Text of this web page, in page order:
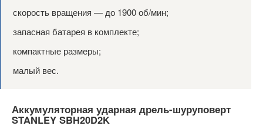
скорость вращения — до 1900 об/мин;
запасная батарея в комплекте;
компактные размеры;
малый вес.
Аккумуляторная ударная дрель-шуруповерт
STANLEY SBH20D2K